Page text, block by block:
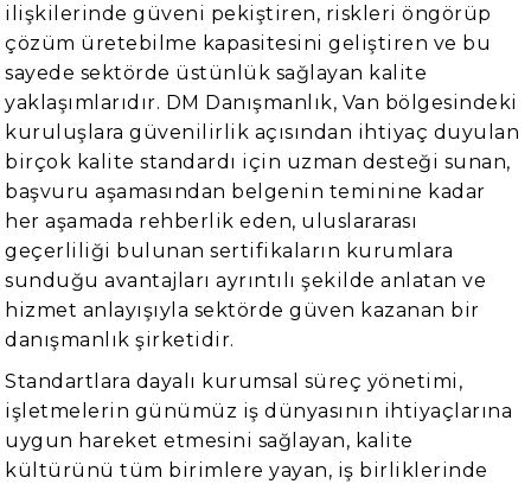
ilişkilerinde güveni pekiştiren, riskleri öngörüp
çözüm üretebilme kapasitesini geliştiren ve bu
sayede sektörde üstünlük sağlayan kalite
yaklaşımlarıdır. DM Danışmanlık, Van bölgesindeki
kuruluşlara güvenilirlik açısından ihtiyaç duyulan
birçok kalite standardı için uzman desteği sunan,
başvuru aşamasından belgenin teminine kadar
her aşamada rehberlik eden, uluslararası
geçerliliği bulunan sertifikaların kurumlara
sunduğu avantajları ayrıntılı şekilde anlatan ve
hizmet anlayışıyla sektörde güven kazanan bir
danışmanlık şirketidir.
Standartlara dayalı kurumsal süreç yönetimi,
işletmelerin günümüz iş dünyasının ihtiyaçlarına
uygun hareket etmesini sağlayan, kalite
kültürünü tüm birimlere yayan, iş birliklerinde